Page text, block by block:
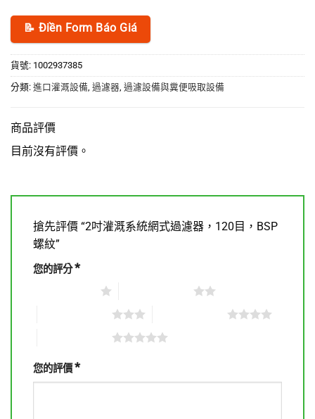
📝 Điền Form Báo Giá
貨號: 1002937385
分類: 進口灌溉設備 過濾器 過濾設備與糞便吸取設備
商品評價
目前沒有評價。
搶先評價 “2吋灌溉系統網式過濾器，120目，BSP
螺紋”
您的評分*
您的評價*